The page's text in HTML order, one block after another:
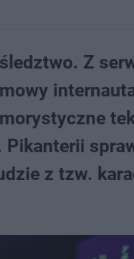
Z
z tzw.